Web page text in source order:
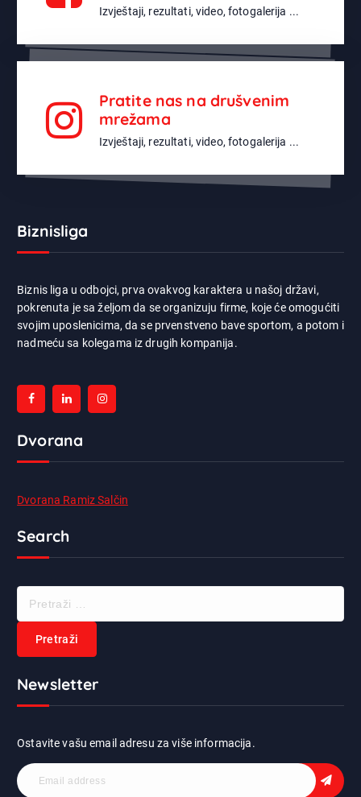
Izvještaji, rezultati, video, fotogalerija ...
Pratite nas na drušvenim
mrežama
Izvještaji, rezultati, video, fotogalerija ...
Biznisliga
Biznis liga u odbojci, prva ovakvog karaktera u našoj državi,
pokrenuta je sa željom da se organizuju firme, koje će omogućiti
svojim uposlenicima, da se prvenstveno bave sportom, a potom i
nadmeću sa kolegama iz drugih kompanija.
Dvorana
Dvorana Ramiz Salčin
Search
a
Newsletter
Ostavite vašu email adresu za više informacija.